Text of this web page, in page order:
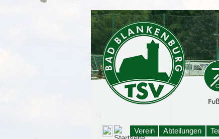
Verein Abteilungen